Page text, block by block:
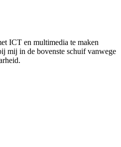
ICT en multimedia te maken
mij in de bovenste schuif vanwege